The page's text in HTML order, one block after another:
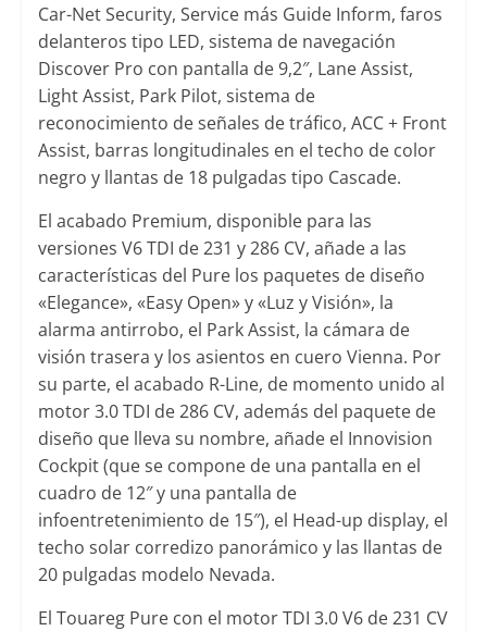
Car-Net Security, Service más Guide Inform, faros
delanteros tipo LED, sistema de navegación
Discover Pro con pantalla de 9,2″, Lane Assist,
Light Assist, Park Pilot, sistema de
reconocimiento de señales de tráfico, ACC + Front
Assist, barras longitudinales en el techo de color
negro y llantas de 18 pulgadas tipo Cascade.
El acabado Premium, disponible para las
versiones V6 TDI de 231 y 286 CV, añade a las
características del Pure los paquetes de diseño
«Elegance», «Easy Open» y «Luz y Visión», la
alarma antirrobo, el Park Assist, la cámara de
visión trasera y los asientos en cuero Vienna. Por
su parte, el acabado R-Line, de momento unido al
motor 3.0 TDI de 286 CV, además del paquete de
diseño que lleva su nombre, añade el Innovision
Cockpit (que se compone de una pantalla en el
cuadro de 12″ y una pantalla de
infoentretenimiento de 15″), el Head-up display, el
techo solar corredizo panorámico y las llantas de
20 pulgadas modelo Nevada.
El Touareg Pure con el motor TDI 3.0 V6 de 231 CV